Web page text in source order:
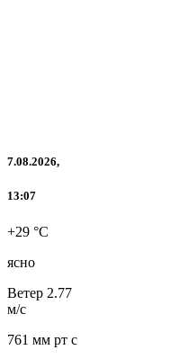
7.08.2026,
13:07
+29 °C
ясно
Ветер 2.77
м/с
761 мм рт с